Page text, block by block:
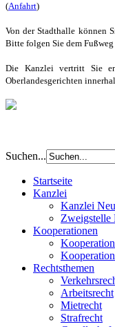
(Anfahrt)
Von der Stadthalle können
Bitte folgen Sie dem
Die Kanzlei vertritt Sie
Oberlandesgerichten
Suchen...
Startseite
Kanzlei
Kanzlei
Zweigstelle
Kooperationen
Rechtsthemen
Arbeitsrecht
Mietrecht
Strafrecht